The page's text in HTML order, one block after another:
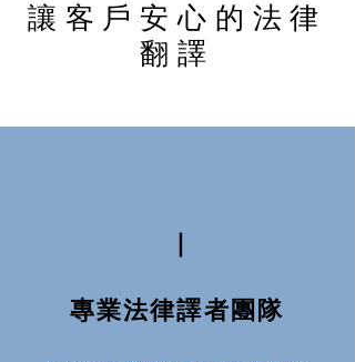
讓客戶安心的法律
翻譯
Ⅰ
專業法律譯者團隊